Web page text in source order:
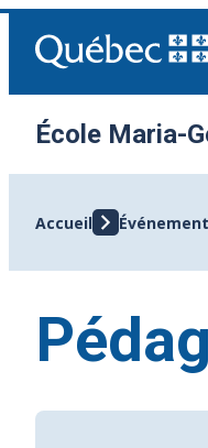
Aller
contenu
École Maria-
Accueil